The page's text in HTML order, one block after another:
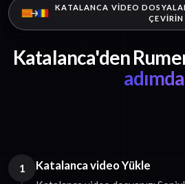
KATALANCA VIDEO
ÇEVIRIN
Katalanca'den
adımda
1 Katalanca video Yükle